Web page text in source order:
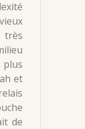
très
et
de